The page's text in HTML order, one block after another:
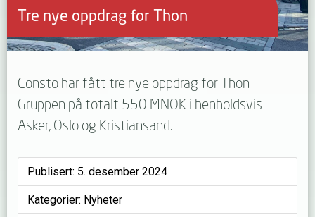
Tre nye oppdrag for Thon
Consto har fått tre nye oppdrag for Thon
Gruppen på totalt 550 MNOK i henholdsvis
Asker, Oslo og Kristiansand.
Publisert: 5. desember 2024
Kategorier: Nyheter